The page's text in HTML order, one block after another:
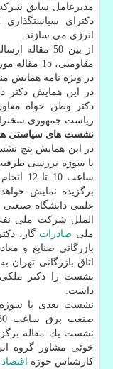
مدیرعامل سابق
دكترای
انرژی می سازند.
از بین 50 مقاله ارسالی به دبیرخانه پنجمین همایش سالانه
مقاومتی،
در ویژه نامه همایش
در این همایش
دكتر وطن خواه
ریاست جمهوری
نشست های سیاستی
در این همایش پنج
با سوژه بررسی
ساعت
برگزیده نمایش
علمی دانشگاه
الملل شركت ملی
ملی صادرات گاز،
بازرگانی صنایع و
اتاق بازرگانی
نشست را دكتر
داشت.
نشست بعدی با سوژه
نشست یك مقاله
خوئی مشاور گروه
كارشناس حوزه
اقتصاد